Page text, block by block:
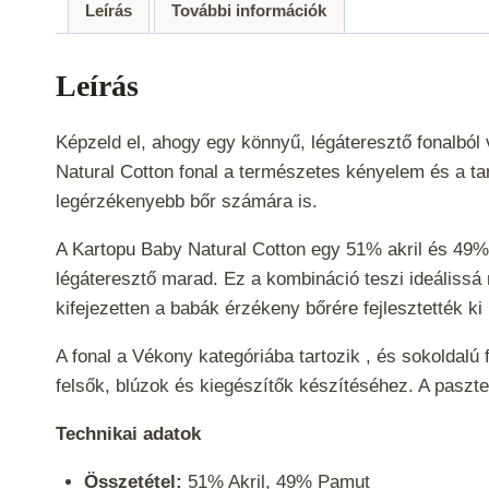
Leírás További információk
Leírás
Képzeld el, ahogy egy könnyű, légáteresztő
Natural Cotton fonal a természetes kényelem és a
legérzékenyebb bőr számára is.
A Kartopu Baby Natural Cotton egy 51% akril és
légáteresztő marad. Ez a kombináció teszi
kifejezetten a babák érzékeny bőrére fejlesztették
A fonal a Vékony kategóriába tartozik , és
felsők, blúzok és kiegészítők készítéséhez. A
Technikai adatok
Összetétel: 51% Akril, 49% Pamut